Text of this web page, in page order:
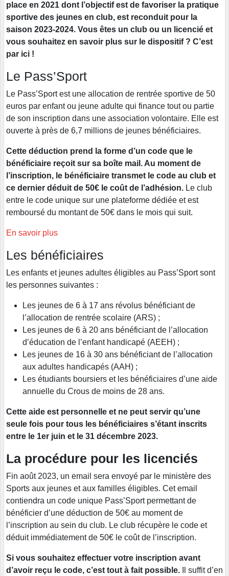
place en 2021 dont l’objectif est de favoriser la pratique
sportive des jeunes en club, est reconduit pour la
saison 2023-2024. Vous êtes un club ou un licencié et
vous souhaitez en savoir plus sur le dispositif ? C’est
par ici !
Le Pass’Sport
Le Pass’Sport est une allocation de rentrée sportive de 50
euros par enfant ou jeune adulte qui finance tout ou partie
de son inscription dans une association volontaire. Elle est
ouverte à près de 6,7 millions de jeunes bénéficiaires.
Cette déduction prend la forme d’un code que le
bénéficiaire reçoit sur sa boîte mail. Au moment de
l’inscription, le bénéficiaire transmet le code au club et
ce dernier déduit de 50€ le coût de l’adhésion. Le club
entre le code unique sur une plateforme dédiée et est
remboursé du montant de 50€ dans le mois qui suit.
En savoir plus
Les bénéficiaires
Les enfants et jeunes adultes éligibles au Pass’Sport sont
les personnes suivantes :
Les jeunes de 6 à 17 ans révolus bénéficiant de
l’allocation de rentrée scolaire (ARS) ;
Les jeunes de 6 à 20 ans bénéficiant de l’allocation
d’éducation de l’enfant handicapé (AEEH) ;
Les jeunes de 16 à 30 ans bénéficiant de l’allocation
aux adultes handicapés (AAH) ;
Les étudiants boursiers et les bénéficiaires d’une aide
annuelle du Crous de moins de 28 ans.
Cette aide est personnelle et ne peut servir qu’une
seule fois pour tous les bénéficiaires s’étant inscrits
entre le 1er juin et le 31 décembre 2023.
La procédure pour les licenciés
Fin août 2023, un email sera envoyé par le ministère des
Sports aux jeunes et aux familles éligibles. Cet email
contiendra un code unique Pass’Sport permettant de
bénéficier d’une déduction de 50€ au moment de
l’inscription au sein du club. Le club récupère le code et
déduit immédiatement de 50€ le coût de l’inscription.
Si vous souhaitez effectuer votre inscription avant
d’avoir reçu le code, c’est tout à fait possible.
Il suffit d’en